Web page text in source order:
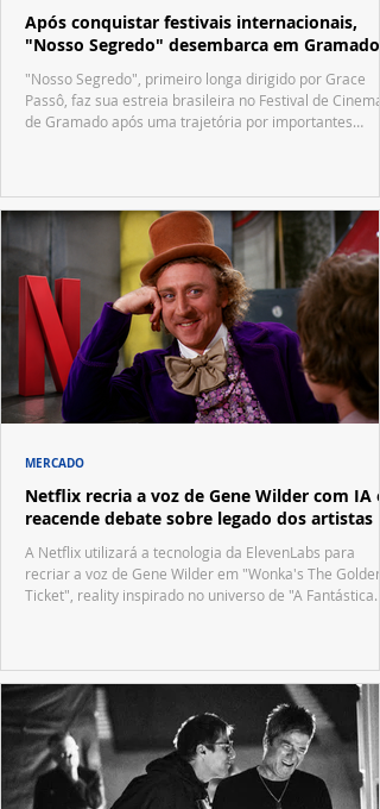
Após conquistar festivais internacionais,
"Nosso Segredo" desembarca em Gramado
"Nosso Segredo", primeiro longa dirigido por Grace
Passô, faz sua estreia brasileira no Festival de Cinema
de Gramado após uma trajetória por importantes
Netflix recria a voz de Gene Wilder com IA e
reacende debate sobre legado dos artistas
A Netflix utilizará a tecnologia da ElevenLabs para
recriar a voz de Gene Wilder em "Wonka's The Golden
Ticket", reality inspirado no universo de "A Fantástica
MERCADO